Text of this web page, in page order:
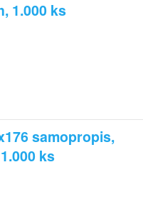
1.000 ks
samopropis,
ks